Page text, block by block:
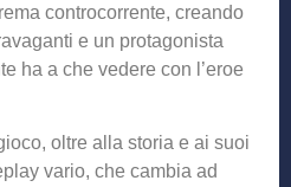
controcorrente, creando
e un protagonista
ha a che vedere con l’eroe
oltre alla storia e ai suoi
vario, che cambia ad